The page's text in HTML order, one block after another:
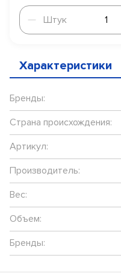
Штук
Штук
Характеристики
Бренды:
Страна происхождения:
Артикул:
Производитель:
Вес:
Объем:
Бренды: